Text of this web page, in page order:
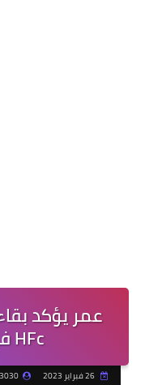
عمر يؤكد
HFc فى القسم الثالث